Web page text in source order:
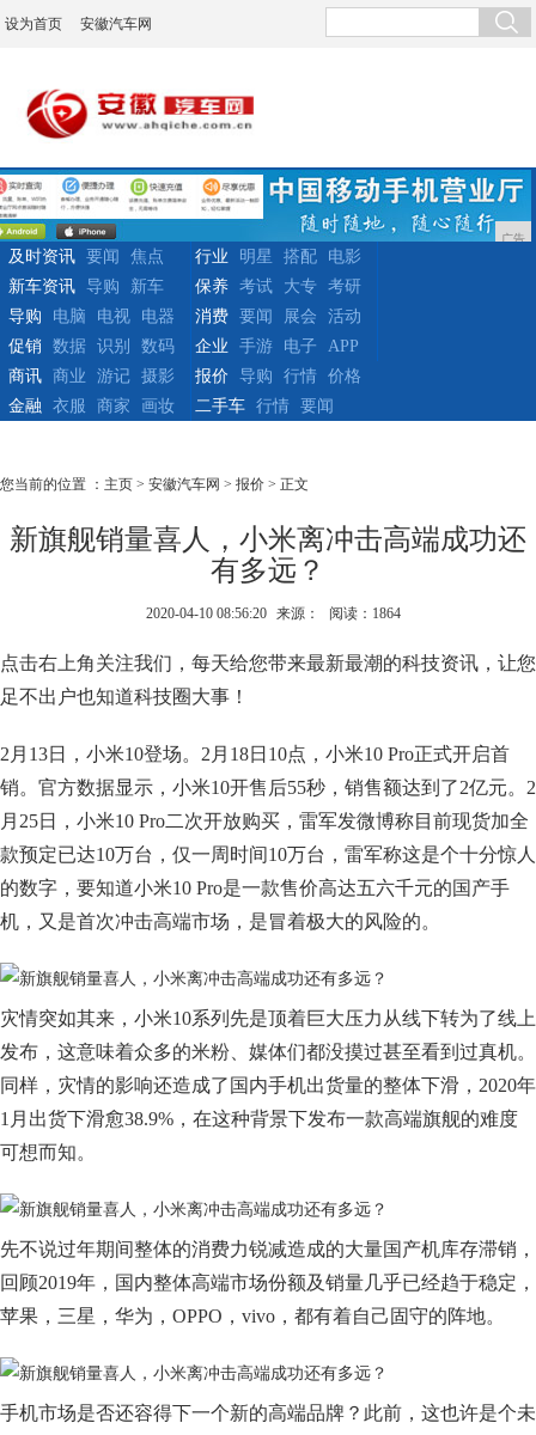
设为首页 安徽汽车网
广告
及时资讯 要闻
焦点
新车资讯
导购 新车
行业 明星 搭配
电影
保养
考试 大专
考研
导购
电脑 电视
电器
促销
数据 识别 数码
消费 要闻 展会
活动
企业
手游 电子
APP
商讯
商业 游记
摄影
金融
衣服 商家 画妆
报价 导购 行情
价格
二手车
行情 要闻
您当前的位置 ： 主页 > 安徽汽车网 > 报价 > 正文
新旗舰销量喜人，小米离冲击高端成功还
有多远？
2020-04-10 08:56:20 来源： 阅读：1864
点击右上角关注我们，每天给您带来最新最潮的科技资讯，让您
足不出户也知道科技圈大事！
2月13日，小米10登场。2月18日10点，小米10 Pro正式开启首
销。官方数据显示，小米10开售后55秒，销售额达到了2亿元。2
月25日，小米10 Pro二次开放购买，雷军发微博称目前现货加全
款预定已达10万台，仅一周时间10万台，雷军称这是个十分惊人
的数字，要知道小米10 Pro是一款售价高达五六千元的国产手
机，又是首次冲击高端市场，是冒着极大的风险的。
灾情突如其来，小米10系列先是顶着巨大压力从线下转为了线上
发布，这意味着众多的米粉、媒体们都没摸过甚至看到过真机。
同样，灾情的影响还造成了国内手机出货量的整体下滑，2020年
1月出货下滑愈38.9%，在这种背景下发布一款高端旗舰的难度
可想而知。
先不说过年期间整体的消费力锐减造成的大量国产机库存滞销，
回顾2019年，国内整体高端市场份额及销量几乎已经趋于稳定，
苹果，三星，华为，OPPO，vivo，都有着自己固守的阵地。
手机市场是否还容得下一个新的高端品牌？此前，这也许是个未